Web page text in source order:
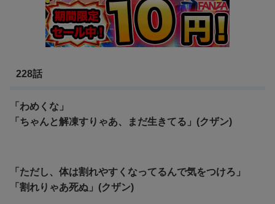
228話
「わめくな」
「ちゃんと解凍すりゃあ、まだ生きてる」(クザン)
「ただし、体は割れやすくなってるんで気をつけろ」
「割れりゃあ死ぬ」(クザン)